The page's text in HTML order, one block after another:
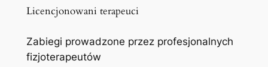
Licencjonowani terapeuci
Zabiegi prowadzone przez profesjonalnych
fizjoterapeutów